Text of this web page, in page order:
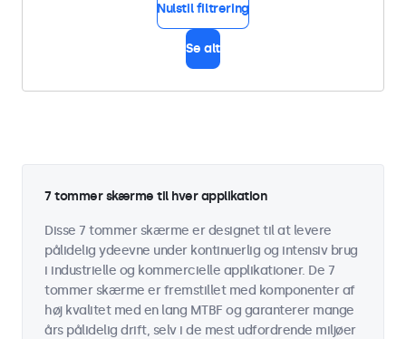
Nulstil filtrering
Se alt
7 tommer skærme til hver applikation
Disse 7 tommer skærme er designet til at levere
pålidelig ydeevne under kontinuerlig og intensiv brug
i industrielle og kommercielle applikationer. De 7
tommer skærme er fremstillet med komponenter af
høj kvalitet med en lang MTBF og garanterer mange
års pålidelig drift, selv i de mest udfordrende miljøer